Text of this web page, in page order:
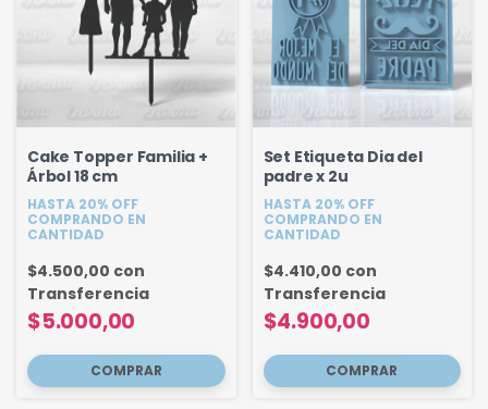
Cake Topper Familia +
Árbol 18 cm
HASTA 20% OFF
COMPRANDO EN
CANTIDAD
$5.000,00
$4.500,00 con
Transferencia
Set Etiqueta Dia del
padre x 2u
HASTA 20% OFF
COMPRANDO EN
CANTIDAD
$4.900,00
$4.410,00 con
Transferencia